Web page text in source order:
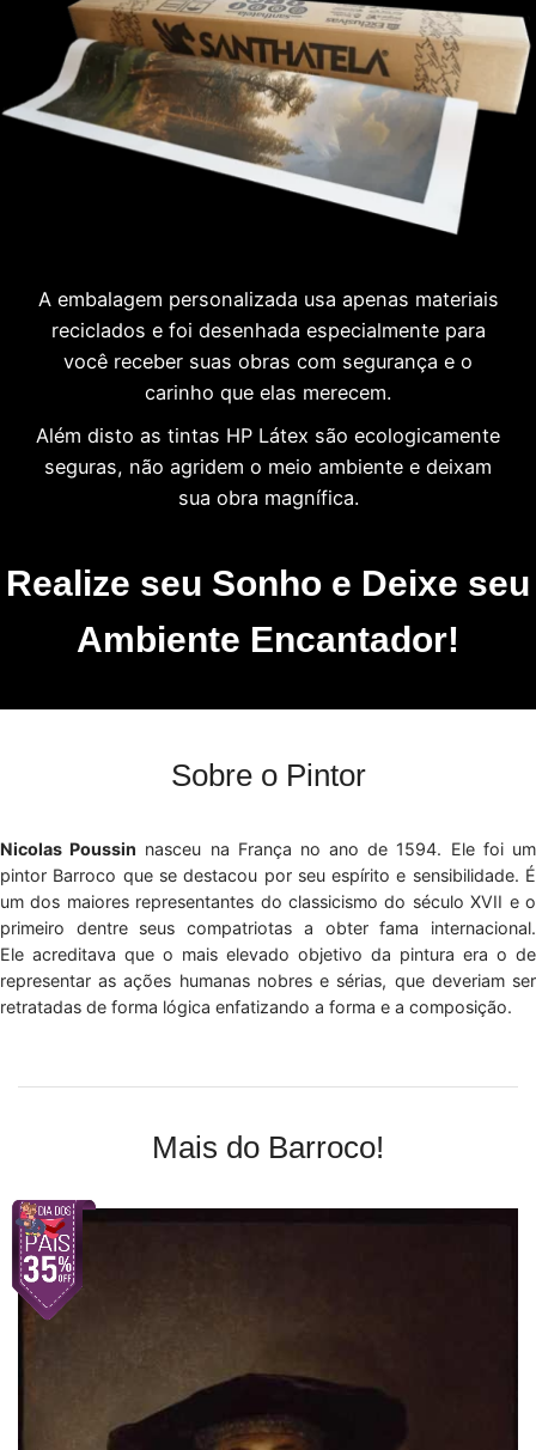
A embalagem personalizada usa apenas materiais
reciclados e foi desenhada especialmente para
você receber suas obras com segurança e o
carinho que elas merecem.
Além disto as tintas HP Látex são ecologicamente
seguras, não agridem o meio ambiente e deixam
sua obra magnífica.
Realize seu Sonho e Deixe seu
Ambiente Encantador!
Sobre o Pintor
Nicolas Poussin nasceu na França no ano de 1594. Ele foi um
pintor Barroco que se destacou por seu espírito e sensibilidade. É
um dos maiores representantes do classicismo do século XVII e o
primeiro dentre seus compatriotas a obter fama internacional.
Ele acreditava que o mais elevado objetivo da pintura era o de
representar as ações humanas nobres e sérias, que deveriam ser
retratadas de forma lógica enfatizando a forma e a composição.
Mais do Barroco!